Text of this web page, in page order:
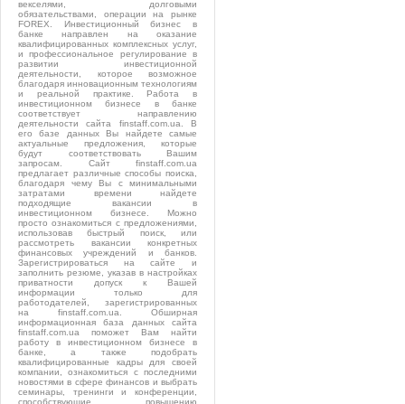
векселями, долговыми
обязательствами, операции на рынке
FOREX. Инвестиционный бизнес в
банке направлен на оказание
квалифицированных комплексных услуг,
и профессиональное регулирование в
развитии инвестиционной
деятельности, которое возможное
благодаря инновационным технологиям
и реальной практике. Работа в
инвестиционном бизнесе в банке
соответствует направлению
деятельности сайта finstaff.com.ua. В
его базе данных Вы найдете самые
актуальные предложения, которые
будут соответствовать Вашим
запросам. Сайт finstaff.com.ua
предлагает различные способы поиска,
благодаря чему Вы с минимальными
затратами времени найдете
подходящие вакансии в
инвестиционном бизнесе. Можно
просто ознакомиться с предложениями,
использовав быстрый поиск, или
рассмотреть вакансии конкретных
финансовых учреждений и банков.
Зарегистрироваться на сайте и
заполнить резюме, указав в настройках
приватности допуск к Вашей
информации только для
работодателей, зарегистрированных
на finstaff.com.ua. Обширная
информационная база данных сайта
finstaff.com.ua поможет Вам найти
работу в инвестиционном бизнесе в
банке, а также подобрать
квалифицированные кадры для своей
компании, ознакомиться с последними
новостями в сфере финансов и выбрать
семинары, тренинги и конференции,
способствующие повышению